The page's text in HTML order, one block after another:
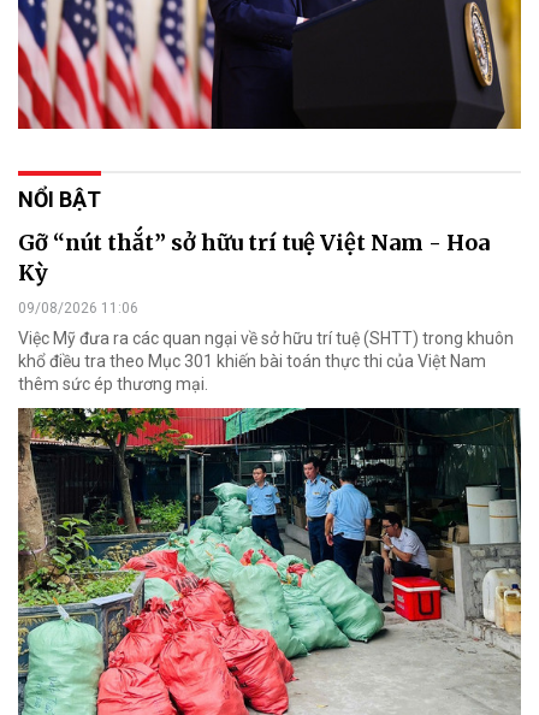
NỔI BẬT
Gỡ “nút thắt” sở hữu trí tuệ Việt Nam - Hoa
Kỳ
09/08/2026 11:06
Việc Mỹ đưa ra các quan ngại về sở hữu trí tuệ (SHTT) trong khuôn
khổ điều tra theo Mục 301 khiến bài toán thực thi của Việt Nam
thêm sức ép thương mại.